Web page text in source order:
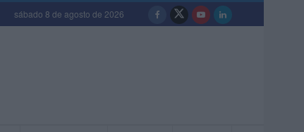
sábado 8 de agosto de 2026